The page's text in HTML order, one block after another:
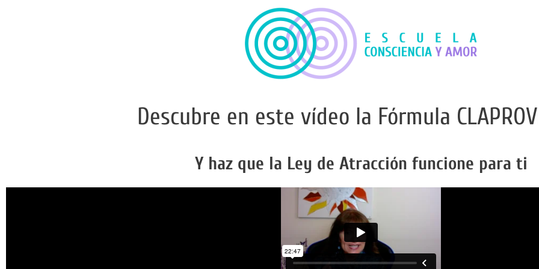
Descubre en este vídeo la Fórmula
Y haz que la Ley de Atracción funcione para ti